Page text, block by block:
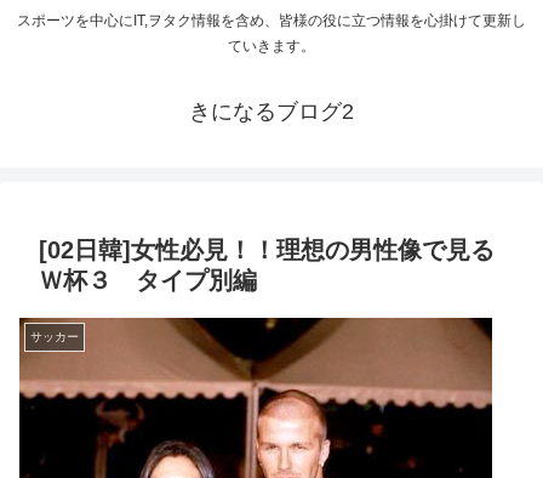
スポーツを中心にIT,ヲタク情報を含め、皆様の役に立つ情報を心掛けて更新し
ていきます。
きになるブログ2
[02日韓]女性必見！！理想の男性像で見る
Ｗ杯３ タイプ別編
サッカー